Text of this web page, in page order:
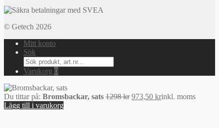
© Getech 2026
Mitt konto
Sök
Search
for:
Varukorg 0
Du tittar på: Bromsbackar, sats 1298kr Det
973,50 krDet
inkl. moms
Lägg till i varukorg